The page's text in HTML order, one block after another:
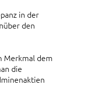
in der
den
Merkmal dem
die